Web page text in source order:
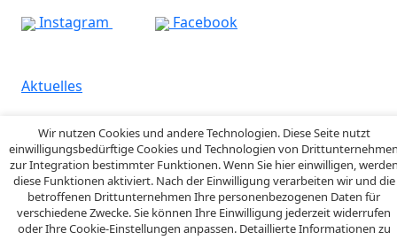
Instagram
Facebook
Aktuelles
Datenschutz
Impressum
Hinweisgebersystem
Copyright © Heilhaus 2026
Wir nutzen Cookies und andere Technologien. Diese Seite nutzt
einwilligungsbedürftige Cookies und Technologien von
zur Integration bestimmter Funktionen. Wenn Sie hier einwilligen,
diese Funktionen aktiviert. Nach der Einwilligung verarbeiten wir und die
betroffenen Drittunternehmen Ihre personenbezogenen Daten für
verschiedene Zwecke. Sie können Ihre Einwilligung jederzeit widerrufen
oder Ihre Cookie-Einstellungen anpassen. Detaillierte Informationen zu